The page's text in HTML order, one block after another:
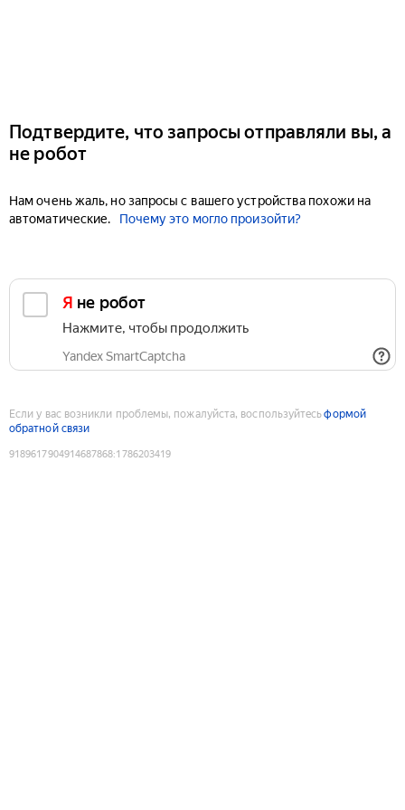
Подтвердите, что запросы отправляли вы, а
не робот
Нам очень жаль, но запросы с вашего устройства похожи на
автоматические.
Почему это могло произойти?
Я не робот
Нажмите, чтобы продолжить
Yandex SmartCaptcha
Если у вас возникли проблемы, пожалуйста, воспользуйтесьформой
обратной связи
9189617904914687868:1786203419